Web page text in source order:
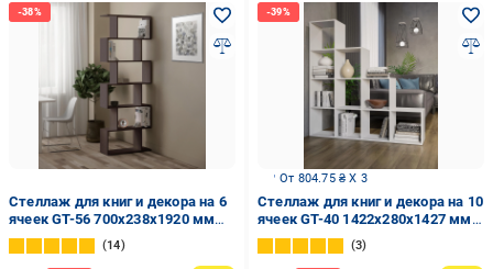
Стеллаж для книг и декора на 6
ячеек GT-56 700х238х1920 мм
Венге Магия
14
От 804.75 ₴ X 3
Стеллаж для книг и декора на 10
ячеек GT-40 1422х280х1427 мм
Белый (20319082)
3